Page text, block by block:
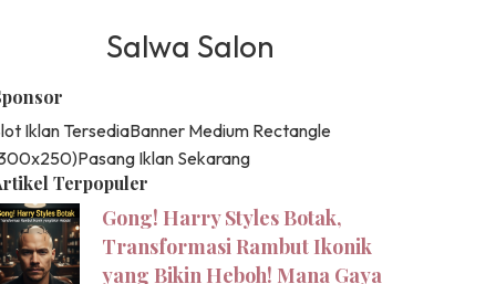
Salwa Salon
Iklan TersediaBanner Medium Rectangle
Pasang Iklan Sekarang
Terpopuler
Gong! Harry Styles Botak,
Transformasi Rambut Ikonik
yang Bikin Heboh! Mana Gaya